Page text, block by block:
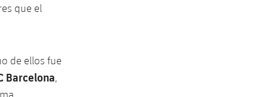
que el
de ellos fue
Barcelona, ​​